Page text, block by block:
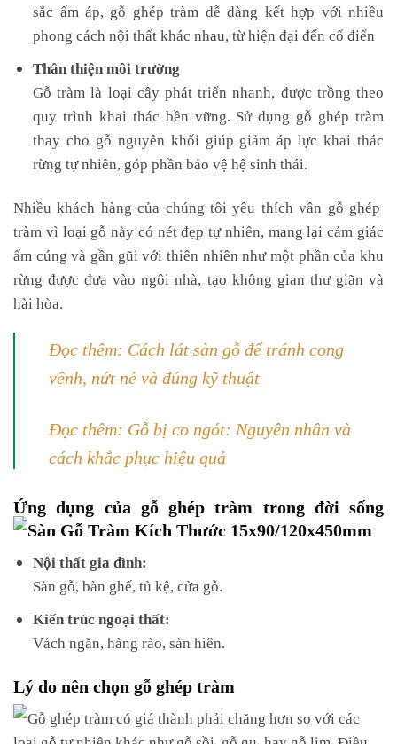
sắc ấm áp, gỗ ghép tràm dễ dàng kết hợp với nhiều
phong cách nội thất khác nhau, từ hiện đại đến cổ điển
Thân thiện môi trường
Gỗ tràm là loại cây phát triển nhanh, được trồng theo
quy trình khai thác bền vững. Sử dụng gỗ ghép tràm
thay cho gỗ nguyên khối giúp giảm áp lực khai thác
rừng tự nhiên, góp phần bảo vệ hệ sinh thái.
Nhiều khách hàng của chúng tôi yêu thích vân gỗ ghép
tràm vì loại gỗ này có nét đẹp tự nhiên, mang lại cảm giác
ấm cúng và gần gũi với thiên nhiên như một phần của khu
rừng được đưa vào ngôi nhà, tạo không gian thư giãn và
hài hòa.
Đọc thêm: Cách lát sàn gỗ để tránh cong
vênh, nứt nẻ và đúng kỹ thuật
Đọc thêm: Gỗ bị co ngót: Nguyên nhân và
cách khắc phục hiệu quả
Ứng dụng của gỗ ghép tràm trong đời sống
Nội thất gia đình:
Sàn gỗ, bàn ghế, tủ kệ, cửa gỗ.
Kiến trúc ngoại thất:
Vách ngăn, hàng rào, sàn hiên.
Lý do nên chọn gỗ ghép tràm